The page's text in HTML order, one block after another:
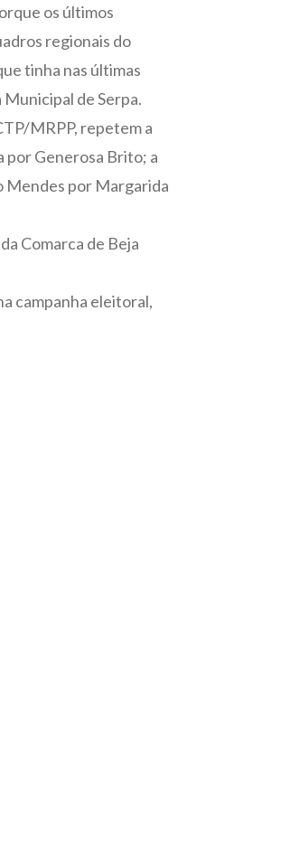
os últimos
regionais do
tinha nas últimas
Municipal de Serpa.
MRPP, repetem a
por Generosa Brito; a
Mendes por Margarida
Comarca de Beja
campanha eleitoral,